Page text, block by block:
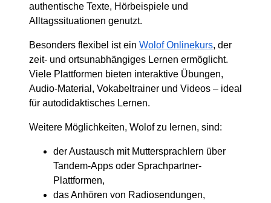
authentische Texte, Hörbeispiele und
Alltagssituationen genutzt.
Besonders flexibel ist ein Wolof Onlinekurs, der
zeit- und ortsunabhängiges Lernen ermöglicht.
Viele Plattformen bieten interaktive Übungen,
Audio-Material, Vokabeltrainer und Videos – ideal
für autodidaktisches Lernen.
Weitere Möglichkeiten, Wolof zu lernen, sind:
der Austausch mit Muttersprachlern über
Tandem-Apps oder Sprachpartner-
Plattformen,
das Anhören von Radiosendungen,